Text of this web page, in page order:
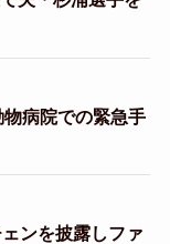
病院での緊急手
ンを披露しファ